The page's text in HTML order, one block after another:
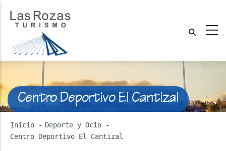
Centro Deportivo El Cantizal
Inicio - Deporte y Ocio
-
Centro Deportivo El Cantizal